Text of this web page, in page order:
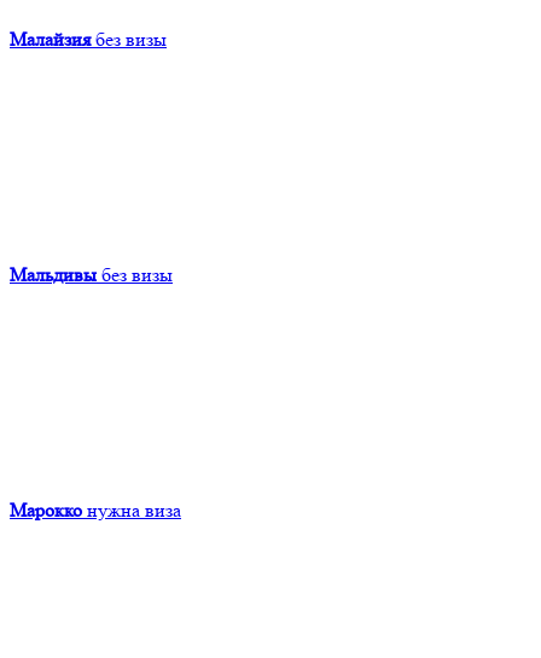
Малайзия без визы
Мальдивы без визы
Марокко нужна виза